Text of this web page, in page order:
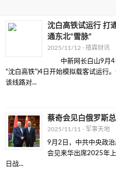
沈白高铁试运行 打
通东北“雪脉”
2025/11/12 ·禧霖财讯
中新网长白山9月4
“沈白高铁”)4日开始模拟载客试运行
该线路对...
蔡奇会见白俄罗斯
2025/11/11 · 军事天地
9月2日，中共中央政
会见来华出席2025年
日战...